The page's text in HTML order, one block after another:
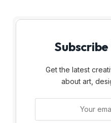
Get the latest
about art,